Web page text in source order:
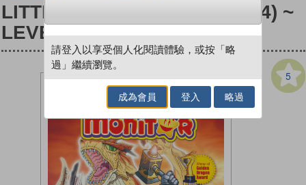
LITTLE MONITOR SERIES (04) ~
LEVEL UP, BATTLE !
5
請登入以享受個人化閱讀體驗，或按「略
過」繼續瀏覽。
成為會員 登入 略過